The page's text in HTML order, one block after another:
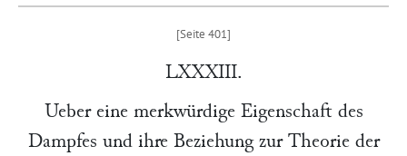
LXXXIII.
Ueber eine merkwürdige Eigenschaft des
Dampfes und ihre Beziehung zur Theorie der